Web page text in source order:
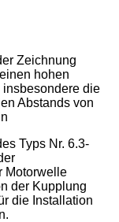
Zeichnung
hohen
die
Abstands von
Typs Nr. 6.3-
Motorwelle
der Kupplung
die Installation